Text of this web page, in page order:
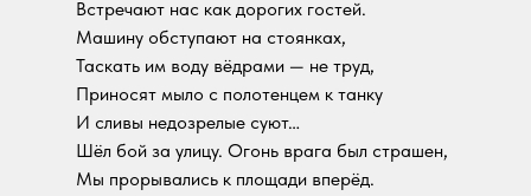
Встречают нас как дорогих гостей.
Машину обступают на стоянках,
Таскать им воду вёдрами — не труд,
Приносят мыло с полотенцем к танку
И сливы недозрелые суют…
Шёл бой за улицу. Огонь врага был страшен,
Мы прорывались к площади вперёд.